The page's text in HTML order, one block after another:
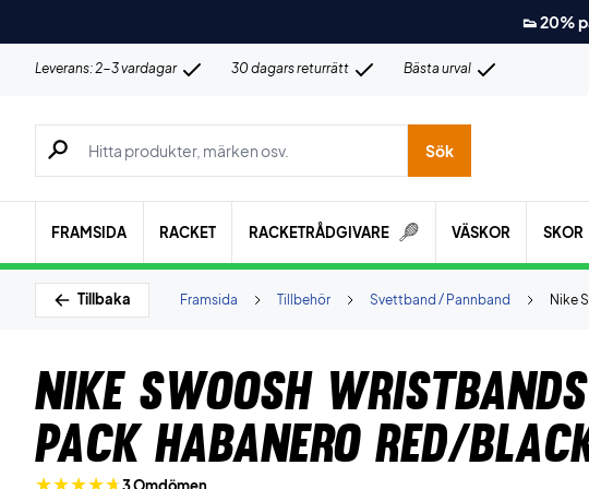
👟 20%
Leverans: 2-3 vardagar 30 dagars returrätt Bästa urval
Sök efter produkter, märken osv.
Sök
FRAMSIDA RACKET RACKETRÅDGIVARE VÄSKOR SKOR
Tillbaka Nike
Svettband / Pannband
Tillbehör
Framsida
Nike Swoosh
Pack Habanero Red/